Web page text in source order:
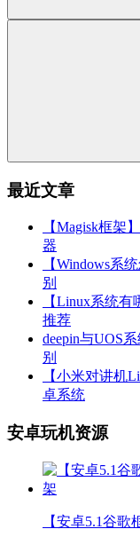
最近文章
【Magisk框架
器
【Windows系
别
【Linux系统
推荐
deepin与UOS
别
【小米对讲机
卓系统
安卓玩机资源
【安卓5.1谷